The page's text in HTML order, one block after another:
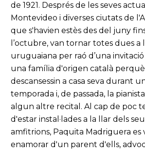
de 1921. Després de les seves
Montevideo i diverses ciutats de
que s'havien estès des del juny
l’octubre, van tornar totes dues a
uruguaiana per raó d’una
una família d'origen català perquè
descansessin a casa seva durant
temporada i, de passada, la
algun altre recital. Al cap de poc
d'estar instal·lades a la llar dels
amfitrions, Paquita Madriguera es
enamorar d'un parent d'ells,